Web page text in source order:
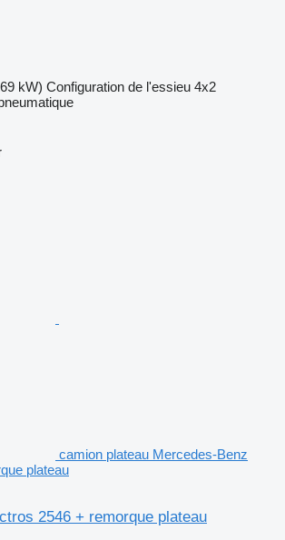
kW) Configuration de l'essieu 4x2
camion plateau Mercedes-Benz
plateau
2546 + remorque plateau